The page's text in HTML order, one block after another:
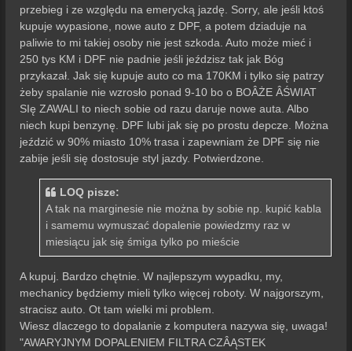
przebieg i ze względu na emerycką jazdę. Sorry, ale jeśli ktoś
kupuje wypasione, nowe auto z DPF, a potem dziaduje na
paliwie to mi takiej osoby nie jest szkoda. Auto może mieć i
250 tys KM i DPF nie padnie jeśli jeździsz tak jak Bóg
przykazał. Jak się kupuje auto co ma 170KM i tylko się patrzy
żeby spalanie nie wzrosło ponad 9-10 bo o BOÂŻE ÂŚWIAT
SIę ZAWALI to niech sobie od razu daruje nowe auta. Albo
niech kupi benzynę. DPF lubi jak się po prostu depcze. Można
jeździć w 90% miasto 10% trasa i zapewniam że DPF się nie
zabije jeśli się dostosuje styl jazdy. Potwierdzone.
LOQ pisze:
A tak na marginesie nie można by sobie np. kupić kabla
i samemu wymuszać dopalenie powiedzmy raz w
miesiącu jak się śmiga tylko po mieście
A kupuj. Bardzo chętnie. W najlepszym wypadku, my,
mechanicy będziemy mieli tylko więcej roboty. W najgorszym,
stracisz auto. Ot tam wielki mi problem.
Wiesz dlaczego to dopalanie z komputera nazywa się, uwaga!
"AWARYJNYM DOPALENIEM FILTRA CZÂĄSTEK